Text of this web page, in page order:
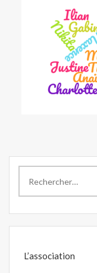
L’association